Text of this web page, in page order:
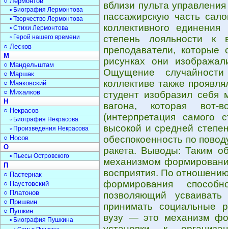
вблизи пульта
пассажирскую часть
коллективного
степень лояльности к
преподаватели,
рисунках они
Ощущение
коллективе также
студент изобразил себя
вагона, которая
(интерпретация самого
высокой и средней
обеспокоенность по
ракета. Выводы: Таким
механизмом
восприятия. По
формирования
позволяющий
принимать
вузу — это механизм
▫ Биография Лермонтова
▫ Творчество Лермонтова
▫ Стихи Лермонтова
▫ Герой нашего времени
○ Лесков
М
○ Мандельштам
○ Маршак
○ Маяковский
○ Михалков
Н
○ Некрасов
▫ Биография Некрасова
▫ Произведения Некрасова
○ Носов
О
▫ Пьесы Островского
П
○ Пастернак
○ Паустовский
○ Платонов
○ Пришвин
○ Пушкин
▫ Биография Пушкина